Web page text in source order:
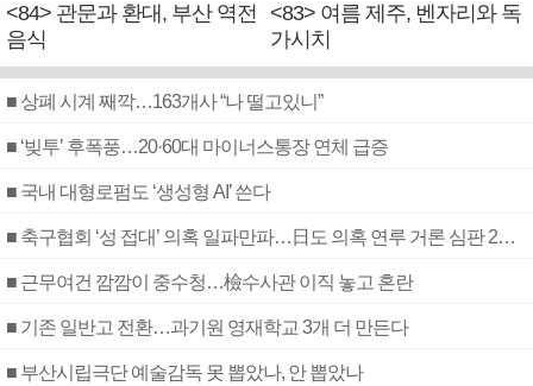
<84> 관문과 환대, 부산 역전
음식
<83> 여름 제주, 벤자리와 독
가시치
■ 상폐 시계 째깍…163개사 “나 떨고있니”
■ ‘빚투’ 후폭풍…20·60대 마이너스통장 연체 급증
■ 국내 대형로펌도 ‘생성형 AI’ 쓴다
■ 축구협회 ‘성 접대’ 의혹 일파만파…日도 의혹 연루 거론 심판 2명 조사
■ 근무여건 깜깜이 중수청…檢수사관 이직 놓고 혼란
■ 기존 일반고 전환…과기원 영재학교 3개 더 만든다
■ 부산시립극단 예술감독 못 뽑았나, 안 뽑았나